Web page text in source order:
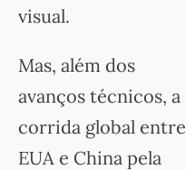
visual.
Mas, além dos
avanços técnicos, a
corrida global entre
EUA e China pela